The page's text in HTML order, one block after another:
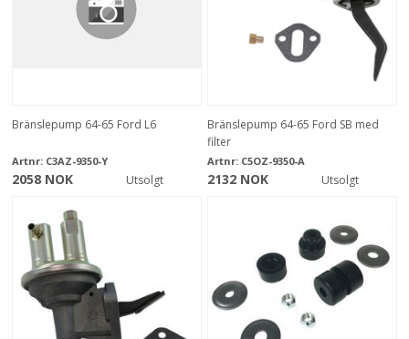
Bränslepump 64-65 Ford L6
Artnr: C3AZ-9350-Y
2058 NOK Utsolgt
Bränslepump 64-65 Ford SB med
filter
Artnr: C5OZ-9350-A
2132 NOK Utsolgt